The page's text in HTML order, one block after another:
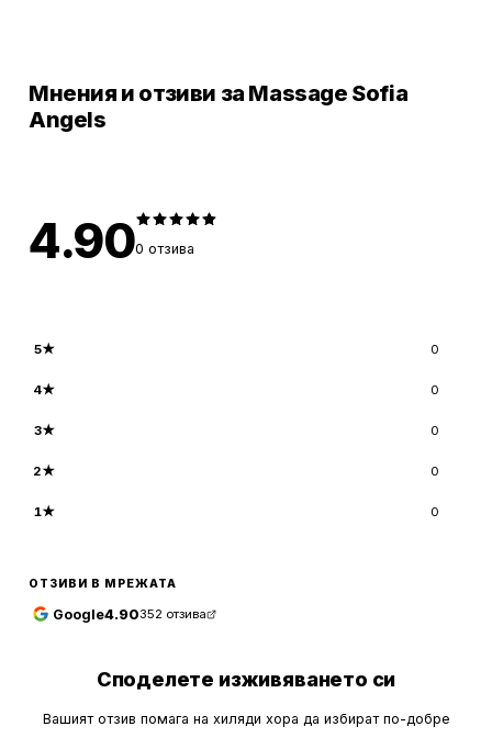
Мнения и отзиви за Massage Sofia
Angels
4.900 отзива
5★ 0
4★ 0
3★ 0
2★ 0
1★ 0
ОТЗИВИ В МРЕЖАТА
Google4.90352 отзива
Споделете изживяването си
Вашият отзив помага на хиляди хора да избират по-добре